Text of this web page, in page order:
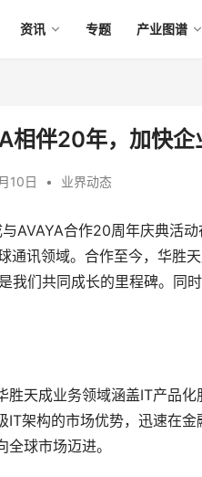
资讯 专题 产业图谱
相伴20年，加快
10日 • 业界动态
AVAYA合作20周年庆典活
通讯领域。合作至今，华胜
我们共同成长的里程碑。同
胜天成业务领域涵盖IT产品
IT架构的市场优势，迅速在
球市场迈进。